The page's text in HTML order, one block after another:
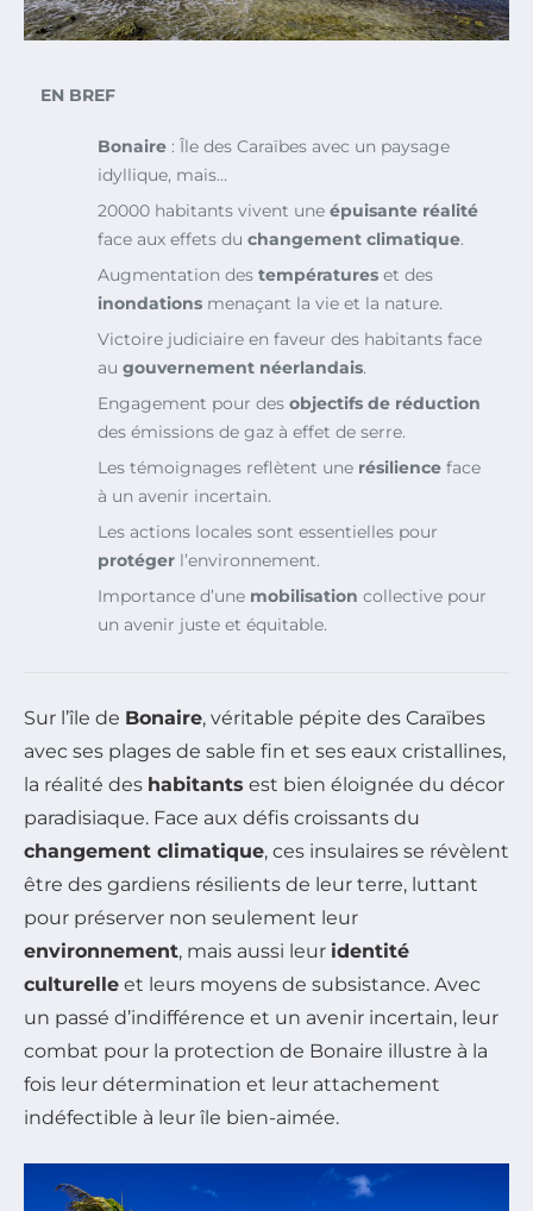
EN BREF
Bonaire : Île des Caraïbes avec un paysage
idyllique, mais…
20000 habitants vivent une épuisante réalité
face aux effets du changement climatique.
Augmentation des températures et des
inondations menaçant la vie et la nature.
Victoire judiciaire en faveur des habitants face
au gouvernement néerlandais.
Engagement pour des objectifs de réduction
des émissions de gaz à effet de serre.
Les témoignages reflètent une résilience face
à un avenir incertain.
Les actions locales sont essentielles pour
protéger l’environnement.
Importance d’une mobilisation collective pour
un avenir juste et équitable.
Sur l’île de Bonaire, véritable pépite des Caraïbes
avec ses plages de sable fin et ses eaux cristallines,
la réalité des habitants est bien éloignée du décor
paradisiaque. Face aux défis croissants du
changement climatique, ces insulaires se révèlent
être des gardiens résilients de leur terre, luttant
pour préserver non seulement leur
environnement, mais aussi leur identité
culturelle et leurs moyens de subsistance. Avec
un passé d’indifférence et un avenir incertain, leur
combat pour la protection de Bonaire illustre à la
fois leur détermination et leur attachement
indéfectible à leur île bien-aimée.